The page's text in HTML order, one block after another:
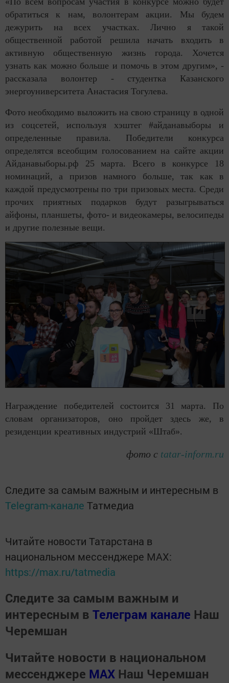
обратиться к нам, волонтерам акции. Мы будем
дежурить на всех участках. Лично я такой
общественной работой решила начать входить в
активную общественную жизнь города. Хочется
узнать как можно больше и помочь в этом другим», -
рассказала волонтер - студентка Казанского
энергоуниверситета Анастасия Тогулева.
Фото необходимо выложить на свою страницу в одной
из соцсетей, используя хэштег #айданавыборы и
определенные правила. Победители конкурса
определятся всеобщим голосованием на сайте акции
Айданавыборы.рф 25 марта. Всего в конкурсе 18
номинаций, а призов намного больше, так как в
каждой предусмотрены по три призовых места. Среди
прочих приятных подарков будут разыгрываться
айфоны, планшеты, фото- и видеокамеры, велосипеды
и другие полезные вещи.
Награждение победителей состоится 31 марта. По
словам организаторов, оно пройдет здесь же, в
резиденции креативных индустрий «Штаб».
фото с tatar-inform.ru
Следите за самым важным и интересным в
Telegram-канале Татмедиа
Читайте новости Татарстана в
национальном мессенджере MАХ:
https://max.ru/tatmedia
Следите за самым важным и
интересным в Телеграм канале Наш
Черемшан
Читайте новости в национальном
мессенджере MАХ Наш Черемшан